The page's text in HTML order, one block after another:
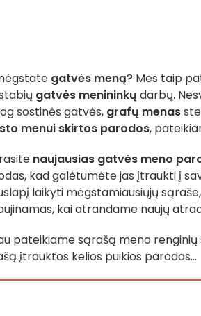
gatvės meną? Mes taip
gatvės menininkų darbų.
sostinės gatvės, grafų menas
menui skirtos parodos,
naujausias gatvės meno
kad galėtumėte jas įtraukti į
laikyti mėgstamiausiųjų
kai atrandame naujų
pateikiame sąrašą meno
įtrauktos kelios puikios parodos...